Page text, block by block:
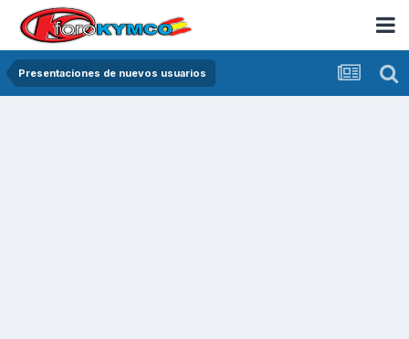
Presentaciones de nuevos usuarios